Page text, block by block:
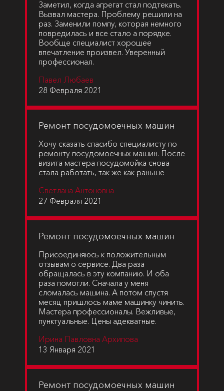
Заметил, когда агрегат стал подтекать.
Вызвал мастера. Проблему решили на
раз. Заменили помпу, которая немного
повредилась и все стало а порядке.
Вообще специалист хорошее
впечатление произвел. Уверенный
профессионал.
Павел Любаев
28 Февраля 2021
Ремонт посудомоечных машин
Хочу сказать спасибо специалисту по
ремонту посудомоечных машин. После
визита мастера посудомойка снова
стала работать, так же как раньше
Светлана Антоновна
27 Февраля 2021
Ремонт посудомоечных машин
Присоединяюсь к положительным
отзывам о сервисе. Два раза
обращалась в эту компанию. И оба
раза помогли. Сначала у меня
сломалась машина. А потом спустя
месяц пришлось маме машинку чинить.
Мастера профессионалы. Вежливые,
пунктуальные. Цены адекватные.
Ирина Павловна Архипова
13 Января 2021
Ремонт посудомоечных машин